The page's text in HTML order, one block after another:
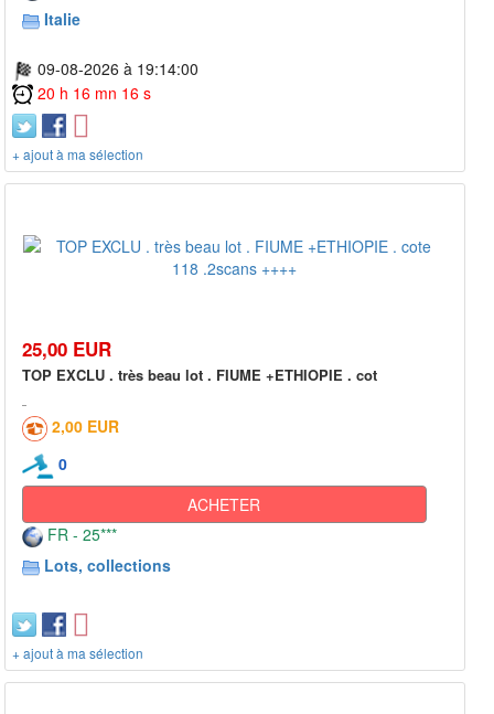
Italie
09-08-2026 à 19:14:00
20 h 16 mn 16 s
+ ajout à ma sélection
25,00 EUR
TOP EXCLU . très beau lot . FIUME +ETHIOPIE . cot
2,00 EUR
0
ACHETER
FR - 25***
Lots, collections
+ ajout à ma sélection